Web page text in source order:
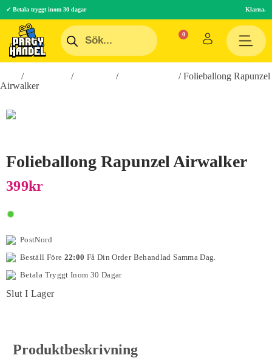
✓ Betala tryggt inom 30 dagar Klarna.
/ / /
/ Folieballong Rapunzel
Airwalker
Folieballong Rapunzel Airwalker
399Kr
PostNord
Beställ Före 22:00 Få Din Order Behandlad Samma Dag.
Betala Tryggt Inom 30 Dagar
Slut I Lager
Produktbeskrivning